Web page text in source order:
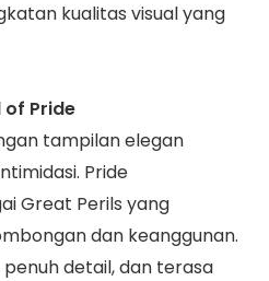
kualitas visual yang
of Pride
tampilan elegan
Pride
Great Perils yang
dan keanggunan.
detail, dan terasa